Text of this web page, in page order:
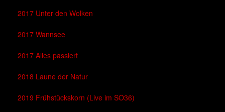
2017 Unter den Wolken
2017 Wannsee
2017 Alles passiert
2018 Laune der Natur
2019 Frühstückskorn (Live im SO36)